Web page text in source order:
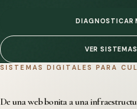
DIAGNOSTICAR
VER
SISTEMAS DIGITALES PARA
De una web bonita a una